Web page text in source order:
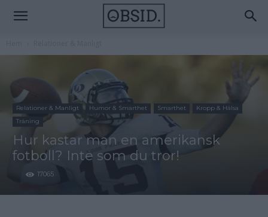
Relationer & Manligt Humor & Smarthet Smarthet
Kropp & Hälsa
Träning
Hur kastar man en amerikansk
fotboll? Inte som du tror!
17065